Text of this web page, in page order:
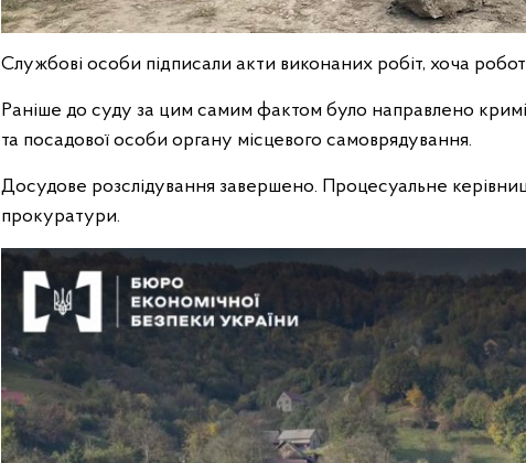
Службові особи підписали акти виконаних робіт, хоча
Раніше до суду за цим самим фактом було направлено
та посадової особи органу місцевого самоврядування.
Досудове розслідування завершено. Процесуальне
прокуратури.